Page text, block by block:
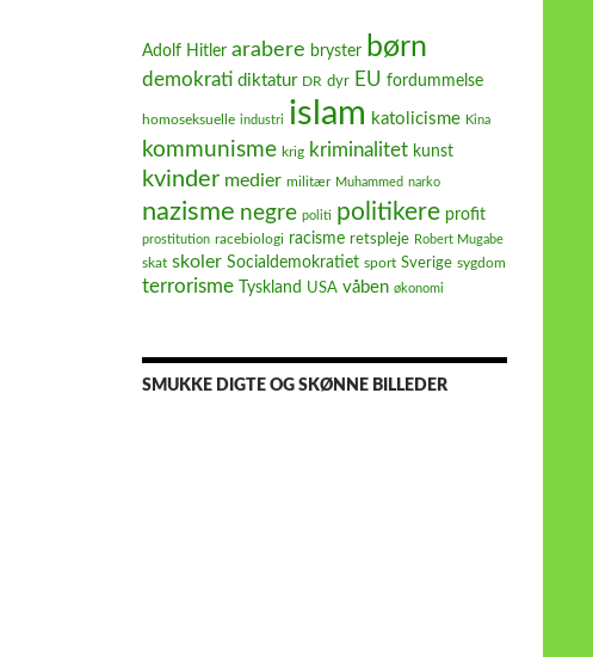
Adolf Hitler arabere bryster børn
demokrati diktatur DR dyr EU fordummelse
homoseksuelle industri islam katolicisme Kina
kommunisme krig kriminalitet kunst
kvinder medier militær Muhammed narko
nazisme negre politi politikere profit
prostitution racebiologi racisme retspleje Robert Mugabe
skat skoler Socialdemokratiet sport Sverige sygdom
terrorisme Tyskland USA våben økonomi
SMUKKE DIGTE OG SKØNNE BILLEDER